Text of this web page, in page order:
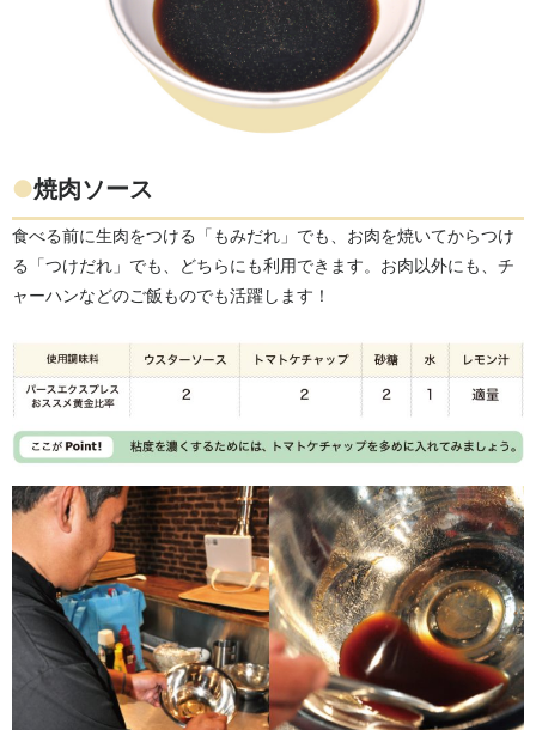
●焼肉ソース
食べる前に生肉をつける「もみだれ」でも、お肉を焼いてからつけ
る「つけだれ」でも、どちらにも利用できます。お肉以外にも、チ
ャーハンなどのご飯ものでも活躍します！